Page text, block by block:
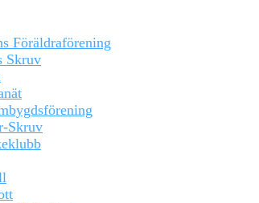
Föräldraförening
Skruv
Skruv